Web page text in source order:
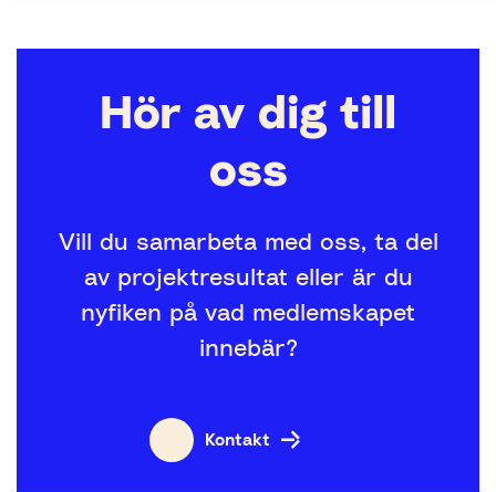
Hör av dig till
oss
Vill du samarbeta med oss, ta del
av projektresultat eller är du
nyfiken på vad medlemskapet
innebär?
Kontakt